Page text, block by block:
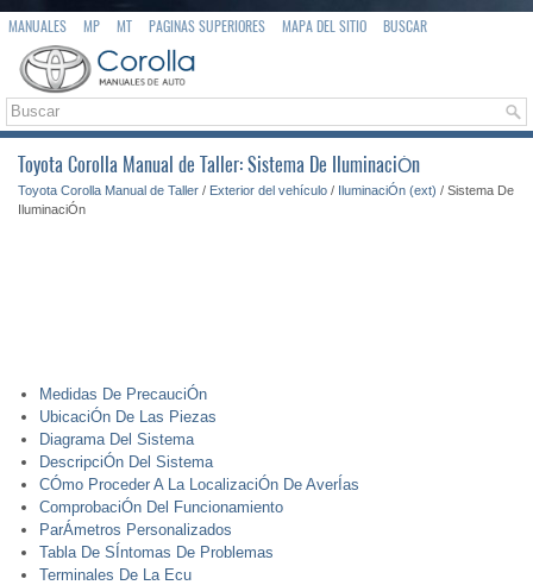
MANUALES MP MT PAGINAS SUPERIORES MAPA DEL SITIO BUSCAR
Toyota Corolla Manual de Taller: Sistema De IluminaciÓn
Toyota Corolla Manual de Taller / Exterior del vehículo / IluminaciÓn (ext) / Sistema De
IluminaciÓn
Medidas De PrecauciÓn
UbicaciÓn De Las Piezas
Diagrama Del Sistema
DescripciÓn Del Sistema
CÓmo Proceder A La LocalizaciÓn De AverÍas
ComprobaciÓn Del Funcionamiento
ParÁmetros Personalizados
Tabla De SÍntomas De Problemas
Terminales De La Ecu